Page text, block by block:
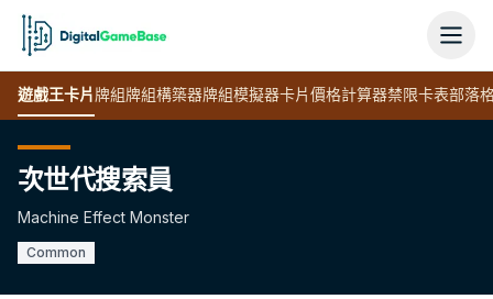
遊戲王卡片牌組牌組構築器牌組模擬器卡片價格計算器禁限卡表部落
次世代搜索員
Machine Effect Monster
Common